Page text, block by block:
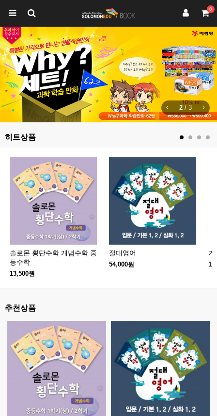
0
2 / 3
히트상품
솔로몬 횡단수학 개념수학 중
등수학
13,500원
절대영어
54,000원
기
추천상품